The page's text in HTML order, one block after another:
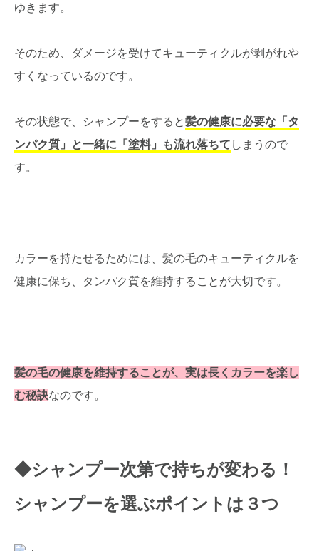
ゆきます。
そのため、ダメージを受けてキューティクルが剥がれや
すくなっているのです。
その状態で、シャンプーをすると髪の健康に必要な「タ
ンパク質」と一緒に「塗料」も流れ落ちて しまうので
す。
カラーを持たせるためには、髪の毛のキューティクルを
健康に保ち、タンパク質を維持することが大切です。
髪の毛の健康を維持することが、実は長くカラーを楽し
む秘訣なのです。
◆シャンプー次第で持ちが変わる！
シャンプーを選ぶポイントは３つ